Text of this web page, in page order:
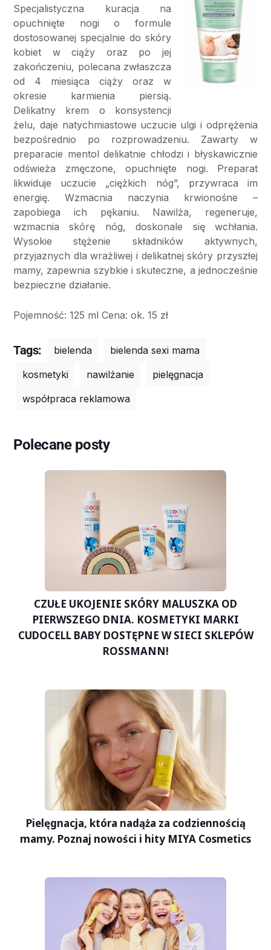
Specjalistyczna kuracja na
opuchnięte nogi o formule
dostosowanej specjalnie do skóry
kobiet w ciąży oraz po jej
zakończeniu, polecana zwłaszcza
od 4 miesiąca ciąży oraz w
okresie karmienia piersią.
Delikatny krem o konsystencji
żelu, daje natychmiastowe uczucie ulgi i odprężenia
bezpośrednio po rozprowadzeniu. Zawarty w
preparacie mentol delikatnie chłodzi i błyskawicznie
odświeża zmęczone, opuchnięte nogi. Preparat
likwiduje uczucie „ciężkich nóg”, przywraca im
energię. Wzmacnia naczynia krwionośne –
zapobiega ich pękaniu. Nawilża, regeneruje,
wzmacnia skórę nóg, doskonale się wchłania.
Wysokie stężenie składników aktywnych,
przyjaznych dla wrażliwej i delikatnej skóry przyszłej
mamy, zapewnia szybkie i skuteczne, a jednocześnie
bezpieczne działanie.
Pojemność: 125 ml Cena: ok. 15 zł
Tags: bielenda
bielenda sexi mama
kosmetyki
nawilżanie
pielęgnacja
współpraca reklamowa
Polecane posty
CZUŁE UKOJENIE SKÓRY MALUSZKA OD
PIERWSZEGO DNIA. KOSMETYKI MARKI
CUDOCELL BABY DOSTĘPNE W SIECI SKLEPÓW
ROSSMANN!
Pielęgnacja, która nadąża za codziennością
mamy. Poznaj nowości i hity MIYA Cosmetics